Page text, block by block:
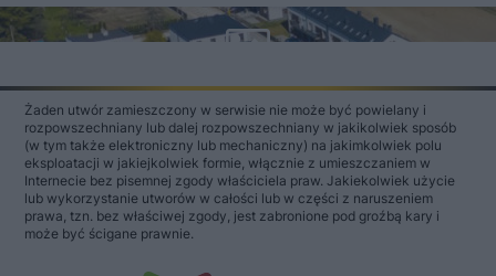
Żaden utwór zamieszczony w serwisie nie może być powielany i
rozpowszechniany lub dalej rozpowszechniany w jakikolwiek sposób
(w tym także elektroniczny lub mechaniczny) na jakimkolwiek polu
eksploatacji w jakiejkolwiek formie, włącznie z umieszczaniem w
Internecie bez pisemnej zgody właściciela praw. Jakiekolwiek użycie
lub wykorzystanie utworów w całości lub w części z naruszeniem
prawa, tzn. bez właściwej zgody, jest zabronione pod groźbą kary i
może być ścigane prawnie.